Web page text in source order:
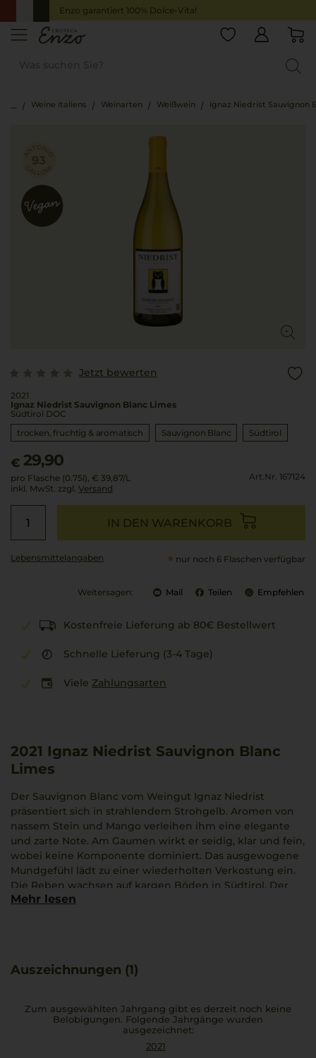
Enzo garantiert 100% Dolce-Vita!
Weine Italiens Weinarten Weißwein Ignaz Niedrist Sauvignon
Jetzt bewerten
2021
Ignaz Niedrist Sauvignon Blanc Limes
Südtirol DOC
trocken, fruchtig & aromatisch
Sauvignon Blanc Südtirol
€ 29,90
pro Flasche (0.75l), € 39,87/L
inkl. MwSt. zzgl. Versand
Art.Nr. 167124
IN DEN WARENKORB
Lebensmittel­angaben nur noch 6 Flaschen verfügbar
Weitersagen: Mail Teilen Empfehlen
Kostenfreie Lieferung ab 80€ Bestellwert
Schnelle Lieferung (3-4 Tage)
Viele Zahlungsarten
2021 Ignaz Niedrist Sauvignon Blanc
Limes
Der Sauvignon Blanc vom Weingut Ignaz Niedrist
präsentiert sich in strahlendem Strohgelb. Aromen von
nassem Stein und Mango verleihen ihm eine elegante
und zarte Note. Am Gaumen wirkt er seidig, klar und fein,
wobei keine Komponente dominiert. Das ausgewogene
Mundgefühl lädt zu einer wiederholten Verkostung ein.
Die Reben wachsen auf kargen Böden in Südtirol. Der
Jahrgang 2021 zeigt die typische südtiroler Charakteristik
Eleganz unterstreicht.
Mehr lesen
Auszeichnungen (1)
Zum ausgewählten Jahrgang gibt es derzeit noch keine
Belobigungen. Folgende Jahrgänge wurden
ausgezeichnet:
2021